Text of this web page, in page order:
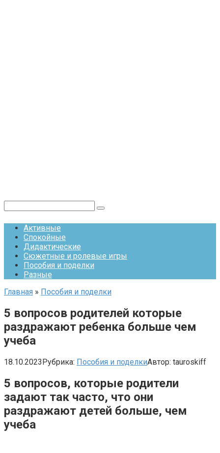
Активные
Спокойные
Дидактические
Сюжетные и ролевые игры
Пособия и поделки
Разные
Главная » Пособия и поделки
5 вопросов родителей которые
раздражают ребенка больше чем
учеба
18.10.2023Рубрика: Пособия и поделкиАвтор: tauroskiff
5 вопросов, которые родители
задают так часто, что они
раздражают детей больше, чем
учеба